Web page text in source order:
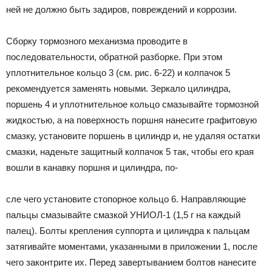
ней не должно быть задиров, повреждений и коррозии.
Сборку тормозного механизма проводите в
последовательности, обратной разборке. При этом
уплотнительное кольцо 3 (см. рис. 6-22) и колпачок 5
рекомендуется заменять новыми. Зеркало цилиндра,
поршень 4 и уплотнительное кольцо смазывайте тормозной
жидкостью, а на поверхность поршня нанесите графитовую
смазку, установите поршень в цилиндр и, не удаляя остатки
смазки, наденьте защитный колпачок 5 так, чтобы его края
вошли в канавку поршня и цилиндра, по-
сле чего установите стопорное кольцо 6. Направляющие
пальцы смазывайте смазкой УНИОЛ-1 (1,5 г на каждый
палец). Болты крепления суппорта и цилиндра к пальцам
затягивайте моментами, указанными в приложении 1, после
чего законтрите их. Перед завертыванием болтов нанесите